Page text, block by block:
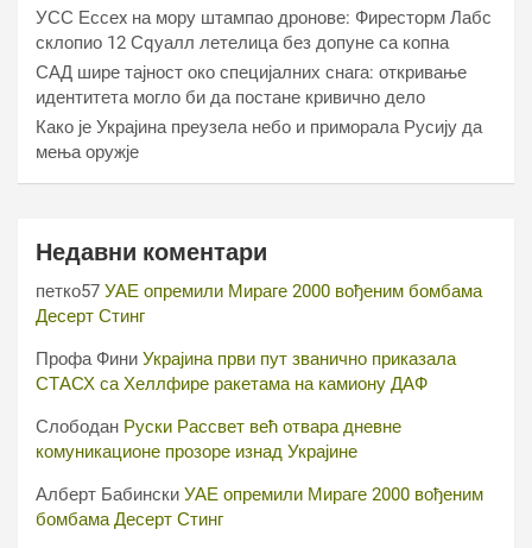
УСС Ессеx на мору штампао дронове: Фиресторм Лабс
склопио 12 Сqуалл летелица без допуне са копна
САД шире тајност око специјалних снага: откривање
идентитета могло би да постане кривично дело
Како је Украјина преузела небо и приморала Русију да
мења оружје
Недавни коментари
петко57 УАЕ опремили Мираге 2000 вођеним бомбама
Десерт Стинг
Профа Фини Украјина први пут званично приказала
СТАСХ са Хеллфире ракетама на камиону ДАФ
Слободан Руски Рассвет већ отвара дневне
комуникационе прозоре изнад Украјине
Алберт Бабински УАЕ опремили Мираге 2000 вођеним
бомбама Десерт Стинг